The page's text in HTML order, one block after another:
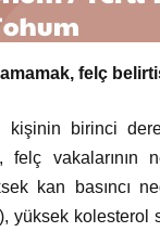
felç
birinci
vakalarının
kan basıncı
yüksek kolesterol